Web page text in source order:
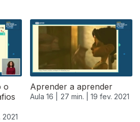
o
2021
Aprender a aprender
Aula 16 | 27 min. | 19 fev. 2021